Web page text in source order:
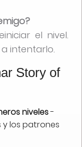
el nivel.
intentarlo.
Story of
niveles-
y los patrones